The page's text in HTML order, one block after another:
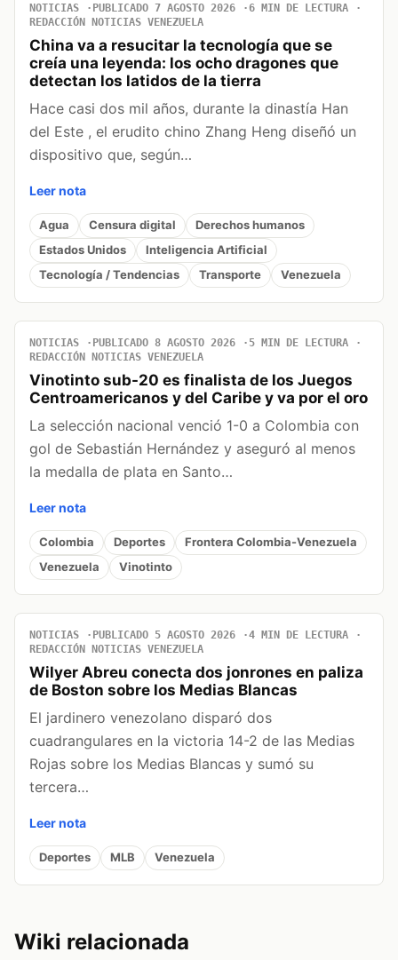
NOTICIAS PUBLICADO 7 AGOSTO 2026
6 MIN DE LECTURA
REDACCIÓN NOTICIAS VENEZUELA
China va a resucitar la tecnología que se
creía una leyenda: los ocho dragones que
detectan los latidos de la tierra
Hace casi dos mil años, durante la dinastía Han
del Este , el erudito chino Zhang Heng diseñó un
dispositivo que, según…
Leer nota
Agua Censura digital
Derechos humanos
Estados Unidos
Inteligencia Artificial
Tecnología / Tendencias
Transporte Venezuela
NOTICIAS PUBLICADO 8 AGOSTO 2026
5 MIN DE LECTURA
REDACCIÓN NOTICIAS VENEZUELA
Vinotinto sub-20 es finalista de los Juegos
Centroamericanos y del Caribe y va por el oro
La selección nacional venció 1-0 a Colombia con
gol de Sebastián Hernández y aseguró al menos
la medalla de plata en Santo…
Leer nota
Colombia Deportes
Frontera Colombia-Venezuela
Venezuela
Vinotinto
NOTICIAS PUBLICADO 5 AGOSTO 2026
4 MIN DE LECTURA
REDACCIÓN NOTICIAS VENEZUELA
Wilyer Abreu conecta dos jonrones en paliza
de Boston sobre los Medias Blancas
El jardinero venezolano disparó dos
cuadrangulares en la victoria 14-2 de las Medias
Rojas sobre los Medias Blancas y sumó su
tercera…
Leer nota
Deportes MLB Venezuela
Wiki relacionada